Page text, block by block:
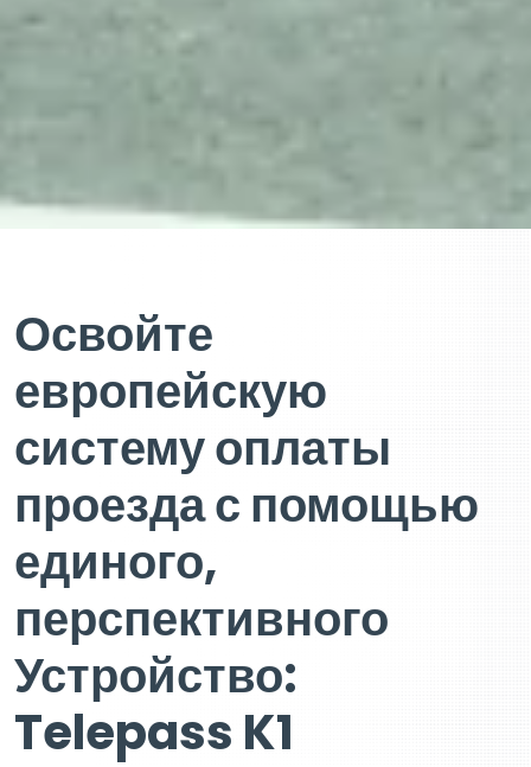
Освойте
европейскую
систему оплаты
проезда с помощью
единого,
перспективного
Устройство:
Telepass K1